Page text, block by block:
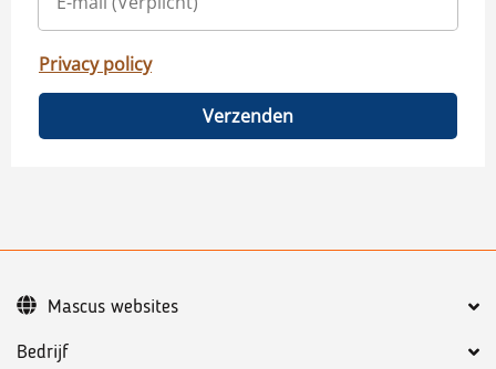
Privacy policy
Verzenden
Bedrijf
Mascus websites